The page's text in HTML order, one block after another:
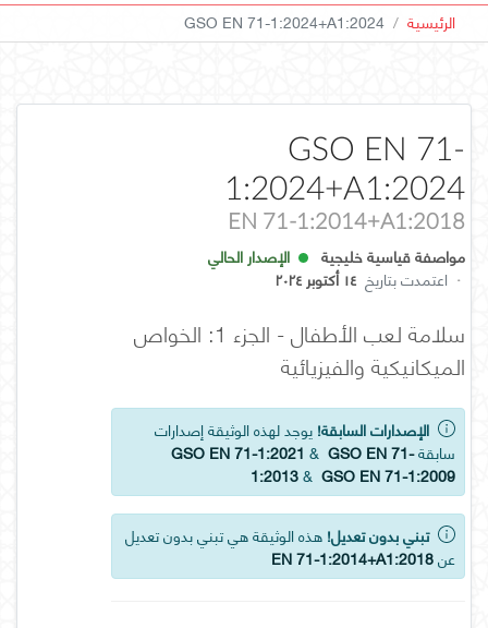
الرئيسية GSO EN 71-1:2024+A1:2024
GSO EN 71-
1:2024+A1:2024
EN 71-1:2014+A1:2018
مواصفة قياسية خليجية
الإصدار الحالي
· اعتمدت بتاريخ ١٤ أكتوبر ٢٠٢٤
سلامة لعب الأطفال - الجزء 1: الخواص
الميكانيكية والفيزيائية
الإصدارات السابقة! يوجد لهذه الوثيقة إصدارات
سابقة
GSO EN 71-1:2021 & GSO EN 71-
1:2013& GSO EN 71-1:2009
تبني بدون تعديل! هذه الوثيقة هي تبني بدون تعديل
عنEN 71-1:2014+A1:2018